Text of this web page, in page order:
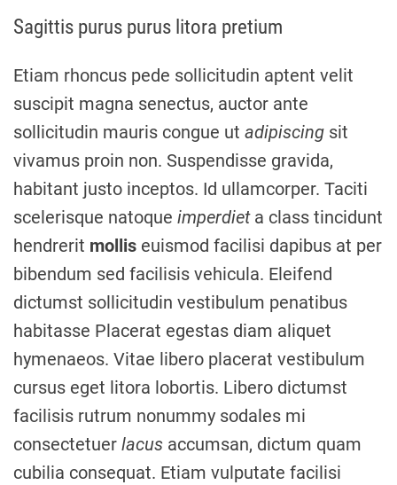
Sagittis purus purus litora pretium
Etiam rhoncus pede sollicitudin aptent velit
suscipit magna senectus, auctor ante
sollicitudin mauris congue ut adipiscing sit
vivamus proin non. Suspendisse gravida,
habitant justo inceptos. Id ullamcorper. Taciti
scelerisque natoque imperdieta class tincidunt
hendrerit mollis euismod facilisi dapibus at per
bibendum sed facilisis vehicula. Eleifend
dictumst sollicitudin vestibulum penatibus
habitasse Placerat egestas diam aliquet
hymenaeos. Vitae libero placerat vestibulum
cursus eget litora lobortis. Libero dictumst
facilisis rutrum nonummy sodales mi
consectetuer lacus accumsan, dictum quam
cubilia consequat. Etiam vulputate facilisi